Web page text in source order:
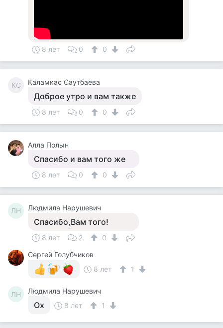
8 лет 0 0
КС Каламкас Саутбаева
Доброе утро и вам также
8 лет 0 0
Алла Полын
Спасибо и вам того же
8 лет 0 0
ЛН Людмила Нарушевич
Спасибо,Вам того!
8 лет 2
0
Сергей Голубчиков
8 лет
1
ЛН Людмила Нарушевич
Ох 8 лет 1